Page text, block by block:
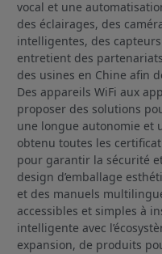
vocal et une
des éclairages, des
intelligentes, des
entretient des
des usines en Chine afin
Des appareils WiFi aux
proposer des solutions
une longue autonomie et
obtenu toutes les
pour garantir la sécurité
design d’emballage
et des manuels
accessibles et simples à
intelligente avec
expansion, de produits